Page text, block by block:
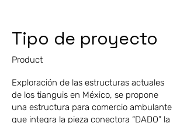
Tipo de proyecto
Product
Exploración de las estructuras actuales
de los tianguis en México, se propone
una estructura para comercio ambulante
que integra la pieza conectora “DADO” la